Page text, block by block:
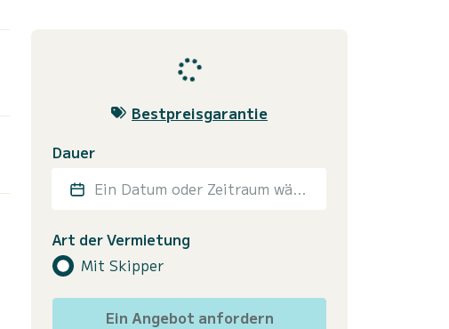
Bestpreisgarantie
Dauer
Ein Datum oder Zeitraum wählen
Art der Vermietung
Mit Skipper
Ein Angebot anfordern